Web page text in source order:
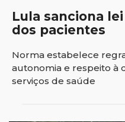
Lula sanciona
dos pacientes
Norma estabelece
autonomia e respeito à
serviços de saúde